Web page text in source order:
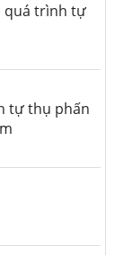
quá trình tự
tự thụ phấn